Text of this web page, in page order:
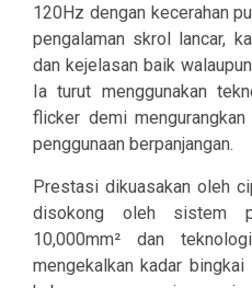
120Hz dengan kecerahan
pengalaman skrol lancar,
dan kejelasan baik
Ia turut menggunakan
flicker demi
penggunaan berpanjangan.
Prestasi dikuasakan oleh
disokong oleh sistem
10,000mm² dan
mengekalkan kadar